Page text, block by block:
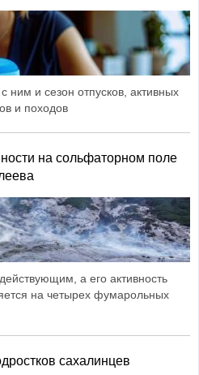
ним и сезон отпусков, активных
и походов
на сольфаторном поле
а его активность
на четырех фумарольных
сахалинцев